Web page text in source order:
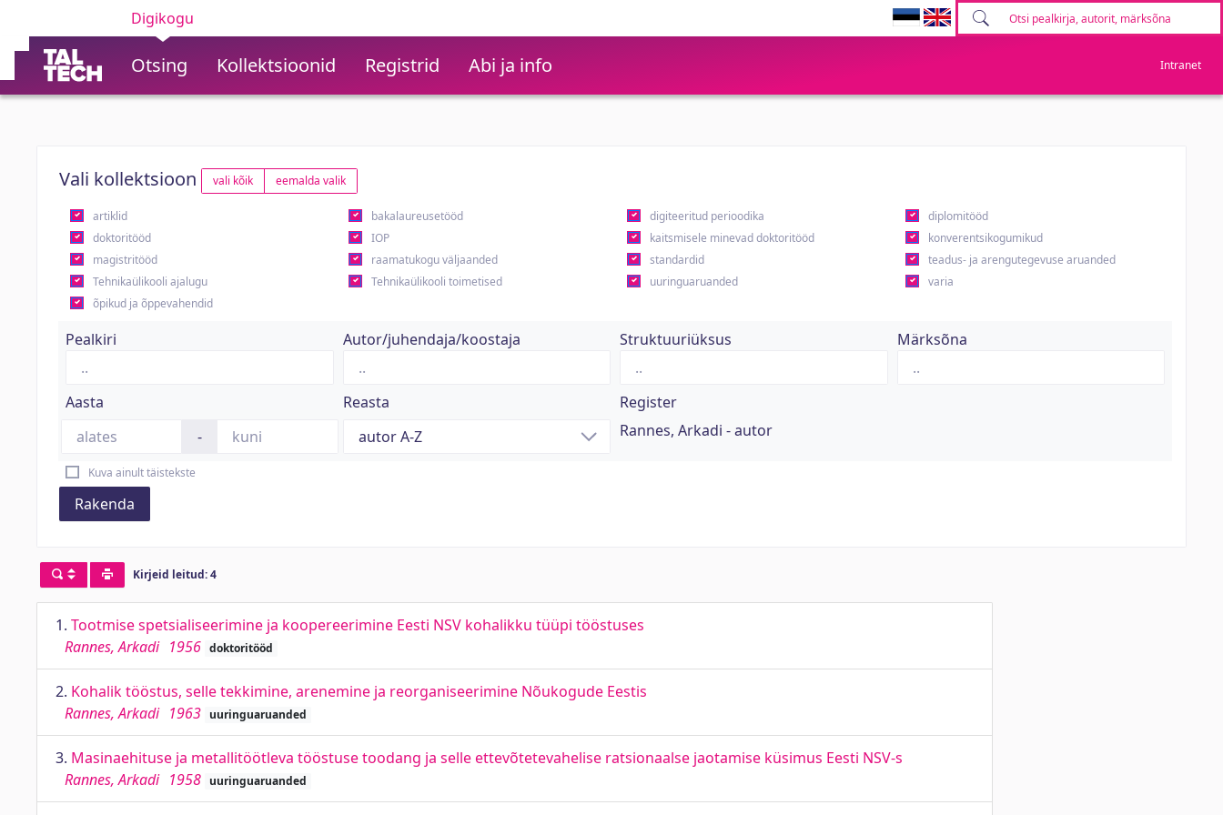
Digikogu
Otsing Kollektsioonid Registrid Abi ja info Intranet
Vali kollektsioon vali kõik eemalda valik
artiklid bakalaureusetööd digiteeritud perioodika
diplomitööd
doktoritööd
IOP kaitsmisele minevad doktoritööd
konverentsikogumikud
magistritööd
raamatukogu väljaanded standardid
teadus- ja arengutegevuse aruanded
Tehnikaülikooli ajalugu
Tehnikaülikooli toimetised uuringuaruanded
varia
õpikud ja õppevahendid
Pealkiri Autor/juhendaja/koostaja Struktuuriüksus Märksõna
Aasta
-
Reasta
Register
Rannes, Arkadi - autor
Kuva ainult täistekste
Rakenda
Kirjeid leitud: 4
1. Tootmise spetsialiseerimine ja koopereerimine Eesti NSV kohalikku tüüpi tööstuses
Rannes, Arkadi 1956 doktoritööd
2. Kohalik tööstus, selle tekkimine, arenemine ja reorganiseerimine Nõukogude Eestis
Rannes, Arkadi 1963 uuringuaruanded
3. Masinaehituse ja metallitöötleva tööstuse toodang ja selle ettevõtetevahelise ratsionaalse jaotamise küsimus Eesti NSV-s
Rannes, Arkadi 1958 uuringuaruanded